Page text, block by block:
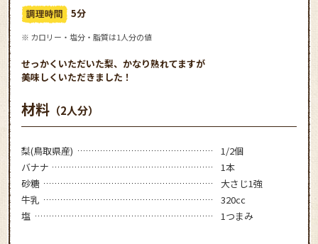
5分
※ カロリー・塩分・脂質は1人分の値
せっかくいただいた梨、かなり熟れてますが
美味しくいただきました！
材料 （2人分）
梨(鳥取県産)
1/2個
バナナ
1本
砂糖
大さじ1強
牛乳
320cc
塩
1つまみ